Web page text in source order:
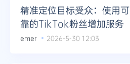
精准定位目标受众：使用可
靠的TikTok粉丝增加服务
emer 2026-5-30 12:03